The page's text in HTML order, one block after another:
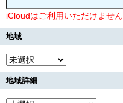
iCloudはご利用いただけません
地域
地域詳細